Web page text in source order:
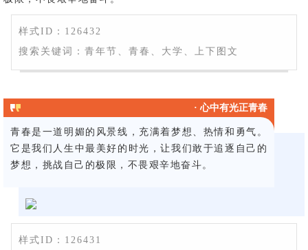
样式ID：126432
搜索关键词：青年节、青春、大学、上下图文
· 心中有光正青春
青春是一道明媚的风景线，充满着梦想、热情和勇气。
它是我们人生中最美好的时光，让我们敢于追逐自己的
梦想，挑战自己的极限，不畏艰辛地奋斗。
样式ID：126431